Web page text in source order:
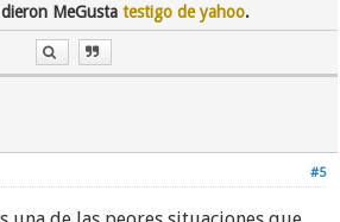
MeGusta testigo de yahoo.
#5